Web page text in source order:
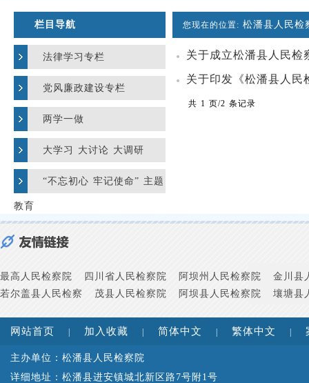
栏目导航
法律学习专栏
党风廉政建设专栏
两学一做
大学习 大讨论 大调研
“不忘初心 牢记使命” 主题
教育
您现在的位置: 松潘县人民
关于成立松潘县人民检
关于印发《松潘县人民
共 1 页/2 条记录
最高人民检察院 四川省人民检察院 阿坝州人民检察院
金川县
若尔盖县人民检察
茂县人民检察院 阿坝县人民检察院 壤塘县
网站首页 加入收藏 简体中文 繁体中文
主办单位：松潘县人民检察院
详细地址：松潘县进安镇城北新区路7号附1号